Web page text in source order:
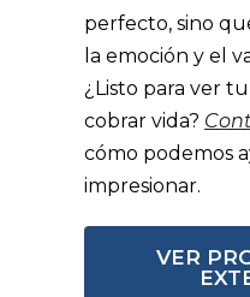
perfecto, sino
la emoción y el
¿Listo para ver
cobrar vida?
cómo podemos
impresionar.
VER